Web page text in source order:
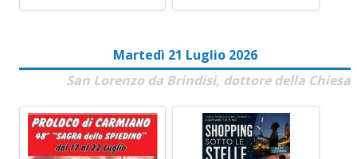
Martedì 21 Luglio 2026
San Lorenzo da Brindisi, dottore della Chiesa